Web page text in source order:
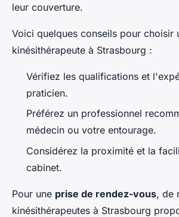
leur couverture.
Voici quelques conseils pour choisir
kinésithérapeute à Strasbourg :
Vérifiez les qualifications et
praticien.
Préférez un professionnel
médecin ou votre entourage.
Considérez la proximité et la
cabinet.
Pour une prise de rendez-vous, de
kinésithérapeutes à Strasbourg